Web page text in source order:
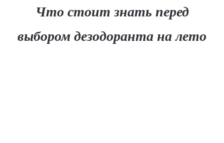
Что стоит знать перед
выбором дезодоранта на лето